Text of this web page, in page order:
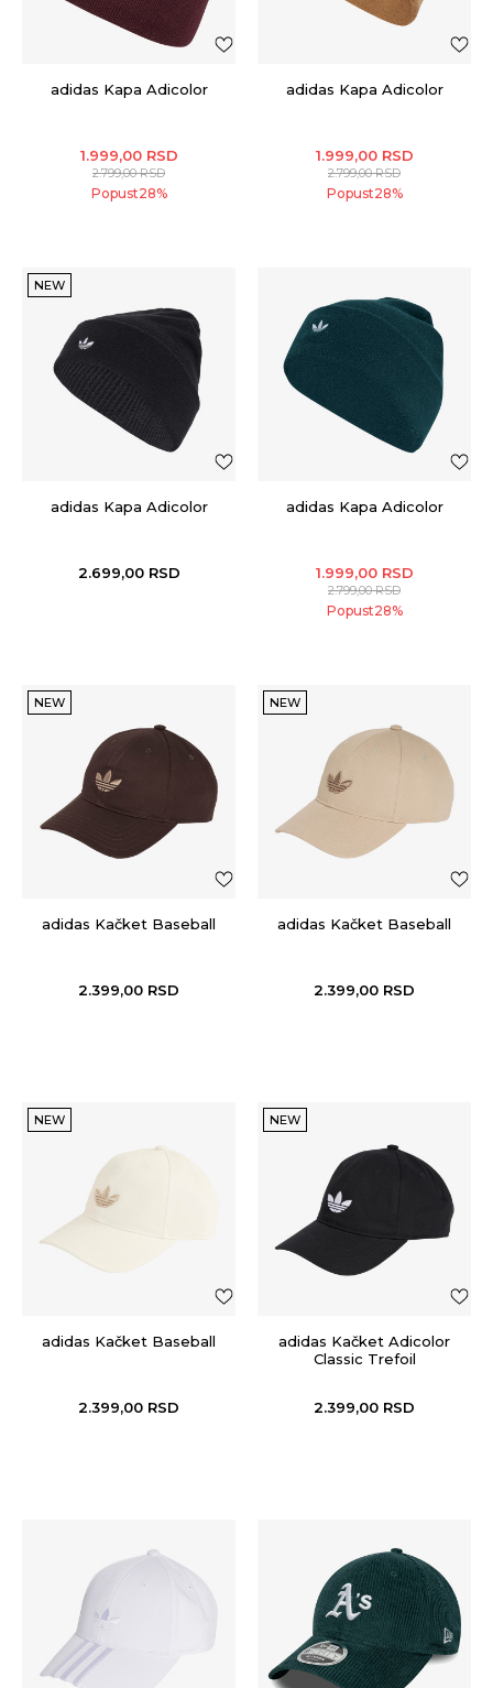
adidas Kapa Adicolor
1.999,00 RSD
2.799,00RSD
Popust28%
adidas Kapa Adicolor
1.999,00 RSD
2.799,00RSD
Popust28%
NEW
adidas Kapa Adicolor
2.699,00 RSD
adidas Kapa Adicolor
1.999,00 RSD
2.799,00RSD
Popust28%
NEW
adidas Kačket Baseball
2.399,00 RSD
NEW
adidas Kačket Baseball
2.399,00 RSD
NEW
adidas Kačket Baseball
2.399,00 RSD
NEW
adidas Kačket Adicolor
Classic Trefoil
2.399,00 RSD